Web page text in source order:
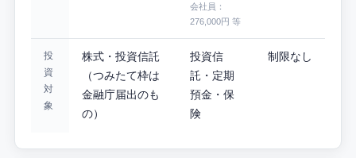
会社員：
276,000円 等
投
資
対
象
株式・投資信託
（つみたて枠は
金融庁届出のも
の）
投資信
託・定期
預金・保
険
制限なし